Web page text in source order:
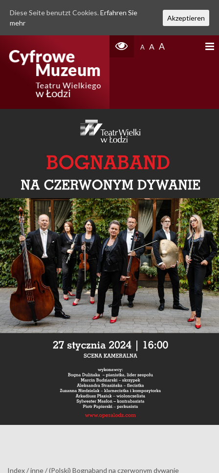
A A A
Index/inne/(Polski) Bognaband na czerwonym dywanie
Diese Seite benutzt Cookies. Erfahren Sie
mehr
Akzeptieren